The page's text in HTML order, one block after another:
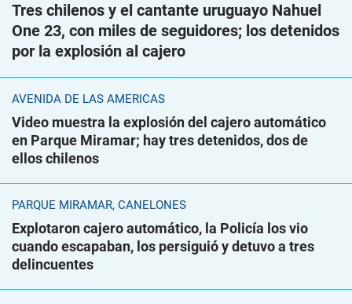
Tres chilenos y el cantante uruguayo Nahuel
One 23, con miles de seguidores; los detenidos
por la explosión al cajero
AVENIDA DE LAS AMÉRICAS
Video muestra la explosión del cajero automático
en Parque Miramar; hay tres detenidos, dos de
ellos chilenos
PARQUE MIRAMAR, CANELONES
Explotaron cajero automático, la Policía los vio
cuando escapaban, los persiguió y detuvo a tres
delincuentes